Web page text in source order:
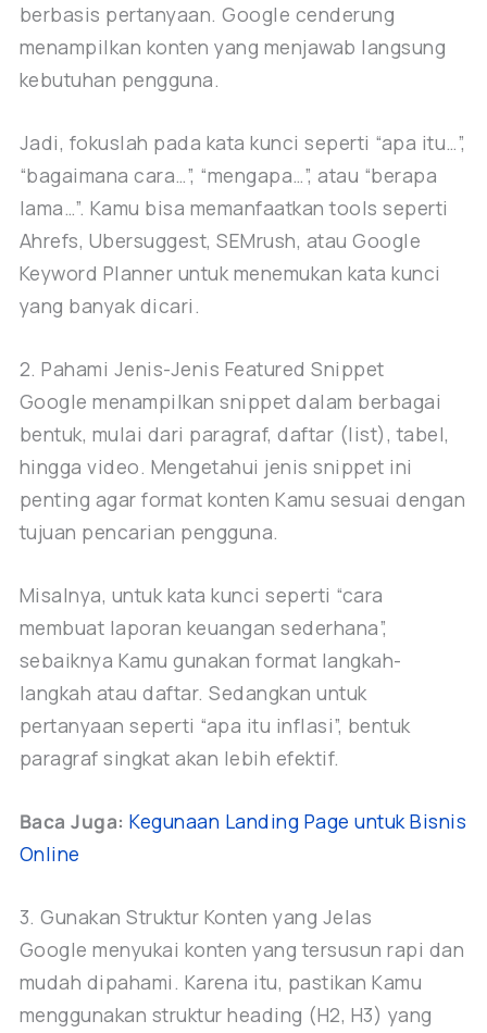
berbasis pertanyaan. Google cenderung
menampilkan konten yang menjawab langsung
kebutuhan pengguna.
Jadi, fokuslah pada kata kunci seperti “apa itu…”,
“bagaimana cara…”, “mengapa…”, atau “berapa
lama…”. Kamu bisa memanfaatkan tools seperti
Ahrefs, Ubersuggest, SEMrush, atau Google
Keyword Planner untuk menemukan kata kunci
yang banyak dicari.
2. Pahami Jenis-Jenis Featured Snippet
Google menampilkan snippet dalam berbagai
bentuk, mulai dari paragraf, daftar (list), tabel,
hingga video. Mengetahui jenis snippet ini
penting agar format konten Kamu sesuai dengan
tujuan pencarian pengguna.
Misalnya, untuk kata kunci seperti “cara
membuat laporan keuangan sederhana”,
sebaiknya Kamu gunakan format langkah-
langkah atau daftar. Sedangkan untuk
pertanyaan seperti “apa itu inflasi”, bentuk
paragraf singkat akan lebih efektif.
Baca Juga: Kegunaan Landing Page untuk Bisnis
Online
3. Gunakan Struktur Konten yang Jelas
Google menyukai konten yang tersusun rapi dan
mudah dipahami. Karena itu, pastikan Kamu
menggunakan struktur heading (H2, H3) yang